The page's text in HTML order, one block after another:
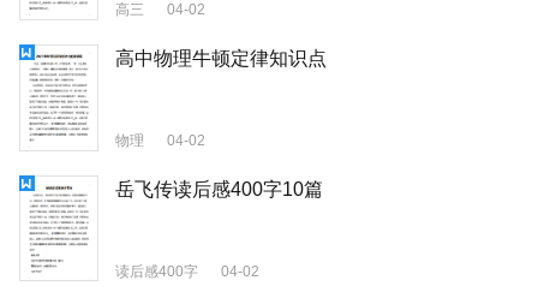
高三 04-02
高中物理牛顿定律知识点
物理 04-02
岳飞传读后感400字10篇
读后感400字 04-02